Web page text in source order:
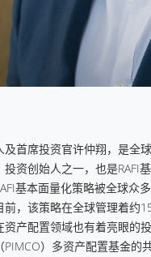
首席投资官许仲翔，是全
投资创始人之一，也是RAFI
基本面量化策略被全球众
，该策略在全球管理着约
资产配置领域也有着亮眼的
PIMCO）多资产配置基金的